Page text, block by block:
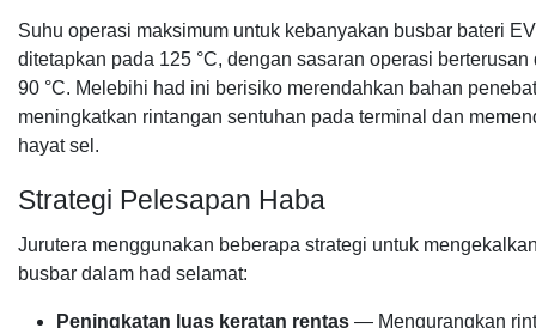
Suhu operasi maksimum untuk kebanyakan busbar bateri EV
ditetapkan pada 125 °C, dengan sasaran operasi berterusan
90 °C. Melebihi had ini berisiko merendahkan bahan
meningkatkan rintangan sentuhan pada terminal dan
hayat sel.
Strategi Pelesapan Haba
Jurutera menggunakan beberapa strategi untuk
busbar dalam had selamat:
Peningkatan luas keratan rentas — Mengurangkan